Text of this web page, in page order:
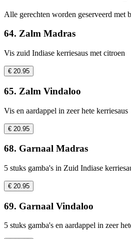
Alle gerechten worden geserveerd met
64. Zalm Madras
Vis zuid Indiase kerriesaus met citroen
€ 20.95
65. Zalm Vindaloo
Vis en aardappel in zeer hete kerriesaus
€ 20.95
68. Garnaal Madras
5 stuks gamba's in Zuid Indiase
€ 20.95
69. Garnaal Vindaloo
5 stuks gamba's en aardappel in zeer